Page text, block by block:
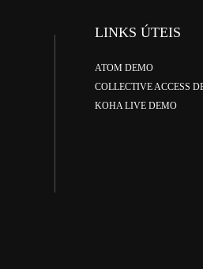
LINKS ÚTEIS
ATOM DEMO
COLLECTIVE ACCESS
KOHA LIVE DEMO